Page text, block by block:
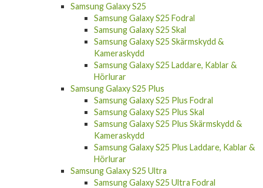
Samsung Galaxy S25
Samsung Galaxy S25 Fodral
Samsung Galaxy S25 Skal
Samsung Galaxy S25 Skärmskydd &
Kameraskydd
Samsung Galaxy S25 Laddare, Kablar &
Hörlurar
Samsung Galaxy S25 Plus
Samsung Galaxy S25 Plus Fodral
Samsung Galaxy S25 Plus Skal
Samsung Galaxy S25 Plus Skärmskydd &
Kameraskydd
Samsung Galaxy S25 Plus Laddare, Kablar &
Hörlurar
Samsung Galaxy S25 Ultra
Samsung Galaxy S25 Ultra Fodral